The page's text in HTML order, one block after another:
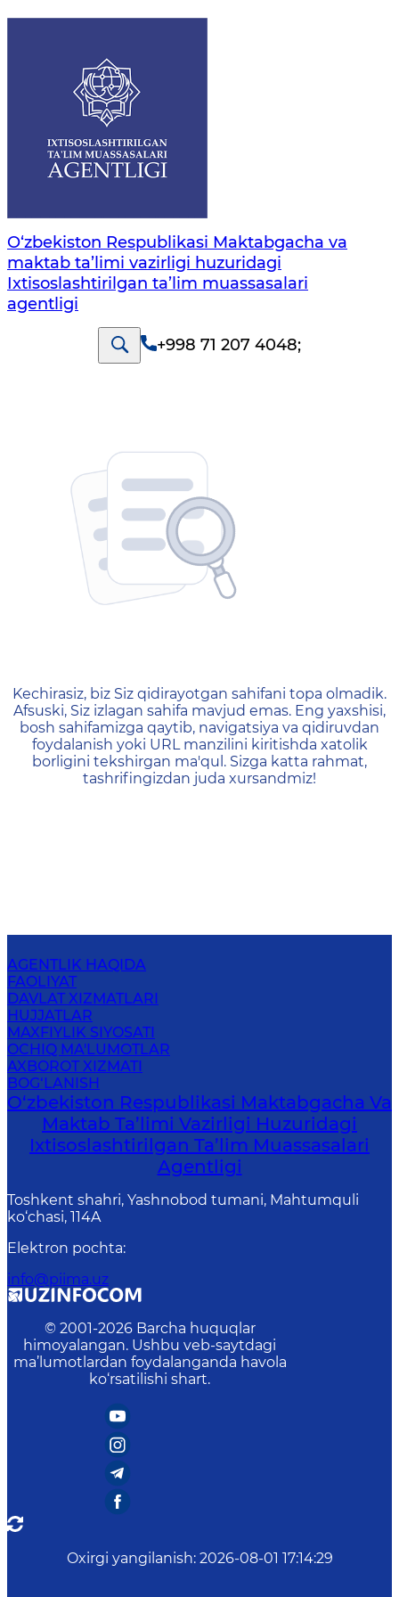
O‘zbekiston Respublikasi Maktabgacha va
maktab ta’limi vazirligi huzuridagi
Ixtisoslashtirilgan ta’lim muassasalari
agentligi
+998 71 207 4048;
404 — Страница не
Kechirasiz, biz Siz qidirayotgan sahifani topa olmadik.
Afsuski, Siz izlagan sahifa mavjud emas. Eng yaxshisi,
bosh sahifamizga qaytib, navigatsiya va qidiruvdan
foydalanish yoki URL manzilini kiritishda xatolik
borligini tekshirgan ma'qul. Sizga katta rahmat,
tashrifingizdan juda xursandmiz!
AGENTLIK HAQIDA
FAOLIYAT
DAVLAT XIZMATLARI
HUJJATLAR
MAXFIYLIK SIYOSATI
OCHIQ MA'LUMOTLAR
AXBOROT XIZMATI
BOG‘LANISH
O‘zbekiston Respublikasi Maktabgacha Va
Maktab Ta’limi Vazirligi Huzuridagi
Ixtisoslashtirilgan Ta’lim Muassasalari
Agentligi
Toshkent shahri, Yashnobod tumani, Mahtumquli
ko‘chasi, 114A
Elektron pochta:
info@piima.uz
© 2001-2026 Barcha huquqlar
himoyalangan. Ushbu veb-saytdagi
ma’lumotlardan foydalanganda havola
ko‘rsatilishi shart.
Oxirgi yangilanish: 2026-08-01 17:14:29